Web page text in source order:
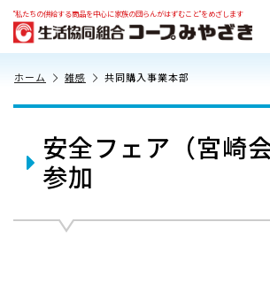
“私たちの供給する商品を中心に家族の団らんがはずむこと”をめざします
ホーム 雑感 共同購入事業本部
安全フェア（宮崎
参加